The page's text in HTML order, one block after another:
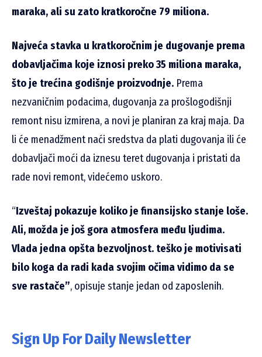
maraka, ali su zato kratkoročne 79 miliona.
Najveća stavka u kratkoročnim je dugovanje prema
dobavljačima koje iznosi preko 35 miliona maraka,
što je trećina godišnje proizvodnje. Prema
nezvaničnim podacima, dugovanja za prošlogodišnji
remont nisu izmirena, a novi je planiran za kraj maja. Da
li će menadžment naći sredstva da plati dugovanja ili će
dobavljači moći da iznesu teret dugovanja i pristati da
rade novi remont, videćemo uskoro.
“Izveštaj pokazuje koliko je finansijsko stanje loše.
Ali, možda je još gora atmosfera među ljudima.
Vlada jedna opšta bezvoljnost. teško je motivisati
bilo koga da radi kada svojim očima vidimo da se
sve rastače”, opisuje stanje jedan od zaposlenih.
Sign Up For Daily Newsletter